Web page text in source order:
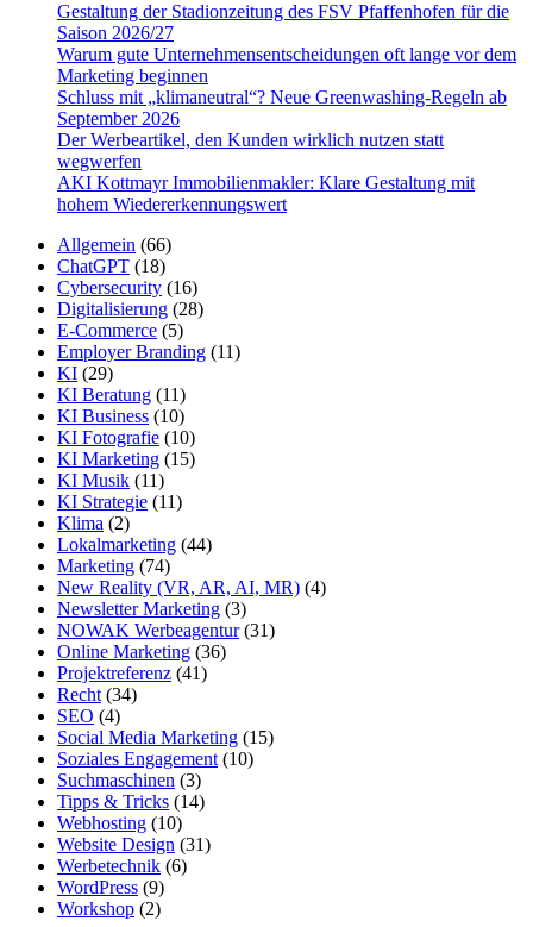
Gestaltung der Stadionzeitung des FSV Pfaffenhofen für die
Saison 2026/27
Warum gute Un­ter­nehmens­entschei­dungen oft lange vor dem
Marketing beginnen
Schluss mit „klimaneutral“? Neue Greenwashing-Regeln ab
September 2026
Der Werbeartikel, den Kunden wirklich nutzen statt
wegwerfen
AKI Kottmayr Immobilienmakler: Klare Gestaltung mit
hohem Wiedererkennungswert
Allgemein (66)
ChatGPT (18)
Cybersecurity (16)
Digitalisierung (28)
E-Commerce (5)
Employer Branding (11)
KI (29)
KI Beratung (11)
KI Business (10)
KI Fotografie (10)
KI Marketing (15)
KI Musik (11)
KI Strategie (11)
Klima (2)
Lokalmarketing (44)
Marketing (74)
New Reality (VR, AR, AI, MR) (4)
Newsletter Marketing (3)
NOWAK Werbeagentur(31)
Online Marketing (36)
Projektreferenz (41)
Recht (34)
SEO (4)
Social Media Marketing (15)
Soziales Engagement (10)
Suchmaschinen (3)
Tipps & Tricks (14)
Webhosting (10)
Website Design (31)
Werbetechnik (6)
WordPress (9)
Workshop (2)